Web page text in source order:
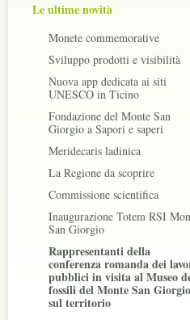
Le ultime novità
Monete commemorative
Sviluppo prodotti e visibilità
Nuova app dedicata ai siti
UNESCO in Ticino
Fondazione del Monte San
Giorgio a Sapori e saperi
Meridecaris ladinica
La Regione da scoprire
Commissione scientifica
Inaugurazione Totem RSI
San Giorgio
Rappresentanti della
conferenza romanda dei
pubblici in visita al Museo
fossili del Monte San
sul territorio